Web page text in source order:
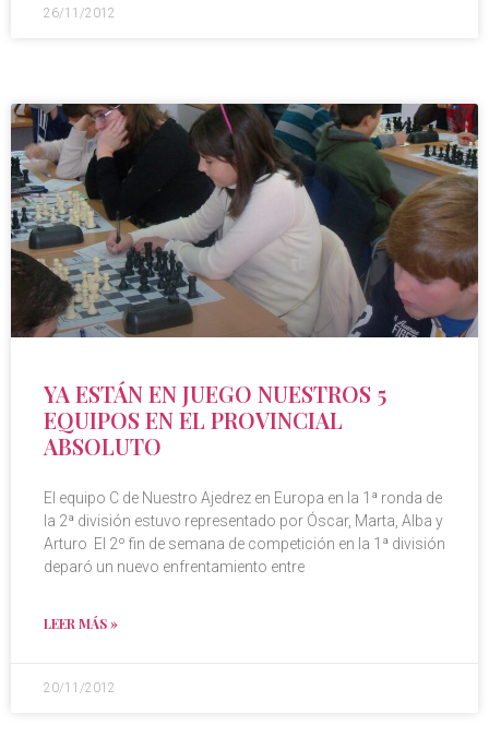
26/11/2012
YA ESTÁN EN JUEGO NUESTROS 5
EQUIPOS EN EL PROVINCIAL
ABSOLUTO
El equipo C de Nuestro Ajedrez en Europa en la 1ª ronda de
la 2ª división estuvo representado por Óscar, Marta, Alba y
Arturo El 2º fin de semana de competición en la 1ª división
deparó un nuevo enfrentamiento entre
LEER MÁS »
20/11/2012